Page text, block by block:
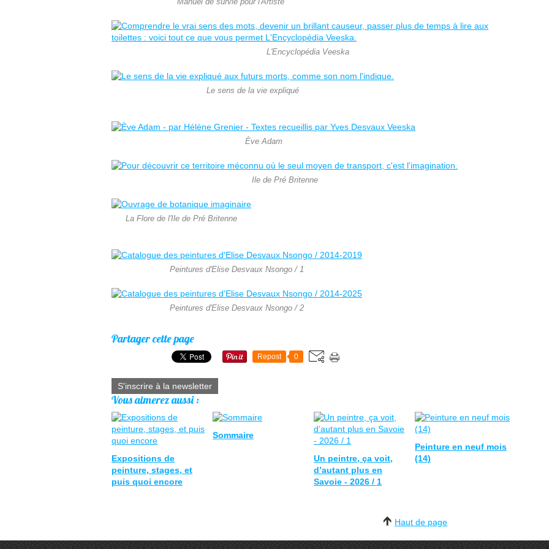
Manuel de survie pour l'Artiste
L'Encyclopédia Veeska
Le sens de la vie expliqué
Ève Adam
Ile de Pré Britenne
La Flore de l'Ile de Pré Britenne
Peintures d'Elise Desvaux Nsongo / 1
Peintures d'Elise Desvaux Nsongo / 2
Partager cette page
Repost 0
S'inscrire à la newsletter
Vous aimerez aussi :
Expositions de
peinture, stages, et
puis quoi encore
Sommaire
Un peintre, ça voit,
d’autant plus en
Savoie - 2026 / 1
Peinture en neuf mois
(14)
Haut de page